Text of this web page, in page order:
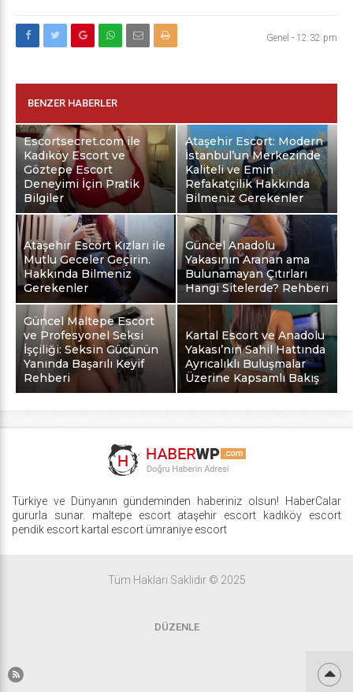
Genel - 12:32 pm
BENZER HABERLER
Escortsecret.com ile
Kadıköy Escort ve
Göztepe Escort
Deneyimi İçin Pratik
Bilgiler
Ataşehir Escort: Modern
İstanbul’un Merkezinde
Kaliteli ve Emin
Refakatçilik Hakkında
Bilmeniz Gerekenler
Ataşehir Escort Kızları ile
Mutlu Geceler Geçirin.
Hakkında Bilmeniz
Gerekenler
Güncel Anadolu
Yakasının Aranan ama
Bulunamayan Çıtırları
Hangi Sitelerde? Rehberi
Güncel Maltepe Escort
ve Profesyonel Seksi
İşçiliği: Seksin Gücünün
Yanında Başarılı Keyif
Rehberi
Kartal Escort ve Anadolu
Yakası’nın Sahil Hattında
Ayrıcalıklı Buluşmalar
Üzerine Kapsamlı Bakış
Türkiye ve Dünyanın gündeminden haberiniz olsun! HaberCalar
gururla sunar. maltepe escort ataşehir escort
kadıköy escort
pendik escort kartal escort ümraniye escort
Tüm Hakları Saklıdır © 2025
DÜZENLE